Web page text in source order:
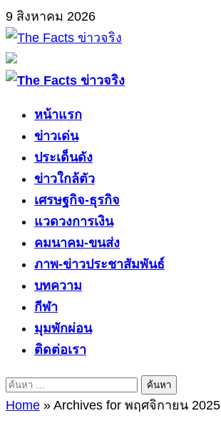
Skip
to
content
9 สิงหาคม 2026
Primary
หน้าแรก
ข่าวเด่น
ประเด็นดัง
ข่าวใกล้ตัว
เศรษฐกิจ-ธุรกิจ
แวดวงการเงิน
คมนาคม-ขนส่ง
ภาพ-ข่าวประชาสัมพันธ์
บทความ
กีฬา
มุมพักผ่อน
ติดต่อเรา
ค้นหา
สำหรับ:
Home » Archives for พฤศจิกายน 2025